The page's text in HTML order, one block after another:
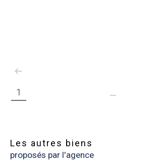
1 ...
Les autres biens
proposés par l'agence